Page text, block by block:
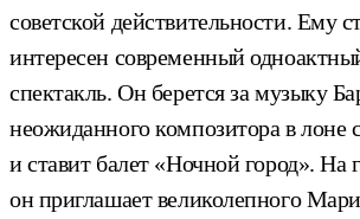
советской действительности. Ему
интересен современный
спектакль. Он берется за музыку
неожиданного композитора в лоне
и ставит балет «Ночной город». На
он приглашает великолепного